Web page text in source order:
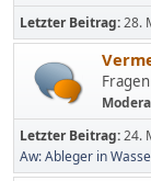
Letzter Beitrag:28.
Letzter Beitrag:24.
Aw: Ableger in